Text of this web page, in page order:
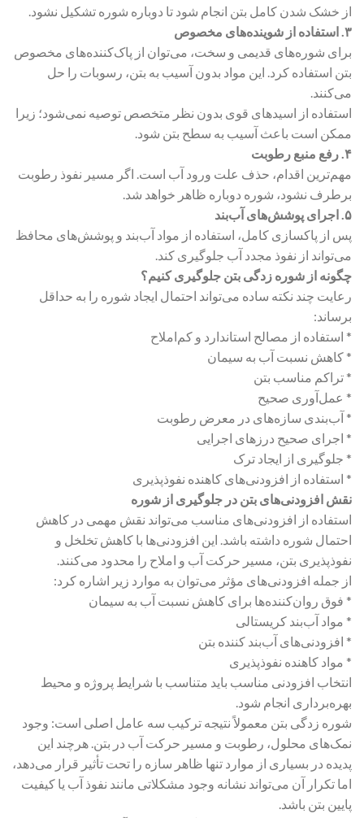
از خشک شدن کامل بتن انجام شود تا دوباره شوره تشکیل نشود.
۳. استفاده از شوینده‌های مخصوص
برای شوره‌های قدیمی و سخت، می‌توان از پاک‌کننده‌های مخصوص
بتن استفاده کرد. این مواد بدون آسیب به بتن، رسوبات را حل
می‌کنند.
استفاده از اسیدهای قوی بدون نظر متخصص توصیه نمی‌شود؛ زیرا
ممکن است باعث آسیب به سطح بتن شود.
۴. رفع منبع رطوبت
مهم‌ترین اقدام، حذف علت ورود آب است. اگر مسیر نفوذ رطوبت
برطرف نشود، شوره دوباره ظاهر خواهد شد.
۵. اجرای پوشش‌های آب‌بند
پس از پاکسازی کامل، استفاده از مواد آب‌بند و پوشش‌های محافظ
می‌تواند از نفوذ مجدد آب جلوگیری کند.
چگونه از شوره زدگی بتن جلوگیری کنیم؟
رعایت چند نکته ساده می‌تواند احتمال ایجاد شوره را به حداقل
برساند:
* استفاده از مصالح استاندارد و کم‌املاح
* کاهش نسبت آب به سیمان
* تراکم مناسب بتن
* عمل‌آوری صحیح
* آب‌بندی سازه‌های در معرض رطوبت
* اجرای صحیح درزهای اجرایی
* جلوگیری از ایجاد ترک
* استفاده از افزودنی‌های کاهنده نفوذپذیری
نقش افزودنی‌های بتن در جلوگیری از شوره
استفاده از افزودنی‌های مناسب می‌تواند نقش مهمی در کاهش
احتمال شوره داشته باشد. این افزودنی‌ها با کاهش تخلخل و
نفوذپذیری بتن، مسیر حرکت آب و املاح را محدود می‌کنند.
از جمله افزودنی‌های مؤثر می‌توان به موارد زیر اشاره کرد:
* فوق روان‌کننده‌ها برای کاهش نسبت آب به سیمان
* مواد آب‌بند کریستالی
* افزودنی‌های آب‌بند کننده بتن
* مواد کاهنده نفوذپذیری
انتخاب افزودنی مناسب باید متناسب با شرایط پروژه و محیط
بهره‌برداری انجام شود.
شوره زدگی بتن معمولاً نتیجه ترکیب سه عامل اصلی است: وجود
نمک‌های محلول، رطوبت و مسیر حرکت آب در بتن. هرچند این
پدیده در بسیاری از موارد تنها ظاهر سازه را تحت تأثیر قرار می‌دهد،
اما تکرار آن می‌تواند نشانه وجود مشکلاتی مانند نفوذ آب یا کیفیت
پایین بتن باشد.